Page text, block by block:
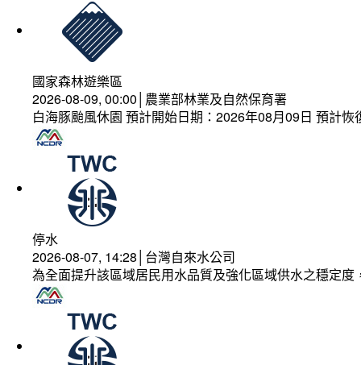
國家森林遊樂區
2026-08-09, 00:00│農業部林業及自然保育署
白海豚颱風休園 預計開始日期：2026年08月09日 預計
停水
2026-08-07, 14:28│台灣自來水公司
為全面提升該區域居民用水品質及強化區域供水之穩定